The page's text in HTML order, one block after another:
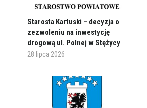
Starosta Kartuski – decyzja o
zezwoleniu na inwestycję
drogową ul. Polnej w Stężycy
28 lipca 2026